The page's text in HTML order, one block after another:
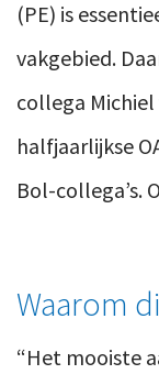
(PE) is
vakgebied.
collega
halfjaarlijkse
Bol-collega’s.
Waarom
“Het mooiste